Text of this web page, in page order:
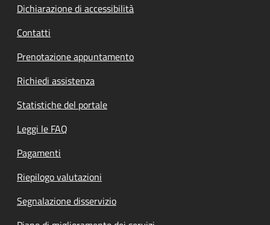
Dichiarazione di accessibilità
Contatti
Prenotazione appuntamento
Richiedi assistenza
Statistiche del portale
Leggi le FAQ
Pagamenti
Riepilogo valutazioni
Segnalazione disservizio